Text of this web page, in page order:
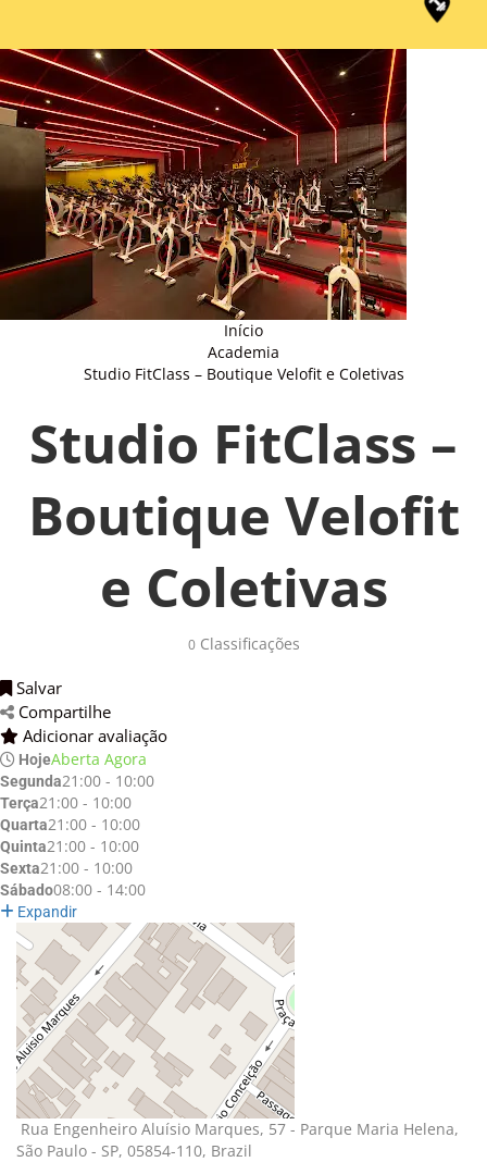
Início
Academia
Studio FitClass – Boutique Velofit e Coletivas
Studio FitClass –
Boutique Velofit
e Coletivas
0Classificações
Salvar
Compartilhe
Adicionar avaliação
HojeAberta Agora
Segunda21:00 - 10:00
Terça21:00 - 10:00
Quarta21:00 - 10:00
Quinta21:00 - 10:00
Sexta21:00 - 10:00
Sábado08:00 - 14:00
Expandir
Rua Engenheiro Aluísio Marques, 57 - Parque Maria Helena,
São Paulo - SP, 05854-110, Brazil